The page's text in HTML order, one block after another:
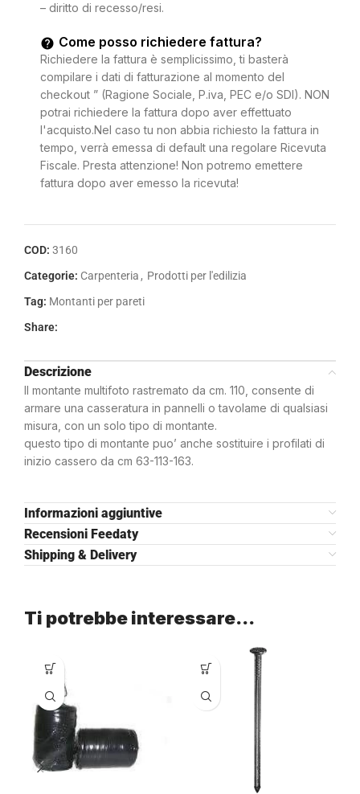
– diritto di recesso/resi.
Come posso richiedere fattura?
Richiedere la fattura è semplicissimo, ti basterà
compilare i dati di fatturazione al momento del
checkout ” (Ragione Sociale, P.iva, PEC e/o SDI). NON
potrai richiedere la fattura dopo aver effettuato
l'acquisto.Nel caso tu non abbia richiesto la fattura in
tempo, verrà emessa di default una regolare Ricevuta
Fiscale. Presta attenzione! Non potremo emettere
fattura dopo aver emesso la ricevuta!
COD: 3160
Categorie: Carpenteria , Prodotti per l'edilizia
Tag: Montanti per pareti
Share:
Descrizione
Il montante multifoto rastremato da cm. 110, consente di
armare una casseratura in pannelli o tavolame di qualsiasi
misura, con un solo tipo di montante.
questo tipo di montante puo’ anche sostituire i profilati di
inizio cassero da cm 63-113-163.
Informazioni aggiuntive
Recensioni Feedaty
Shipping & Delivery
Ti potrebbe interessare…